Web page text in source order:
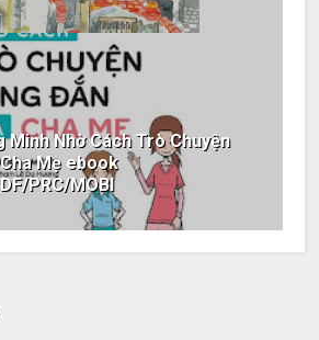
Minh Nhờ Cách Trò Chuyện
Mẹ ebook
PRC/MOBI